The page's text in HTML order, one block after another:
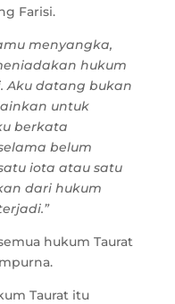
Farisi.
menyangka,
hukum
Aku datang bukan
untuk
berkata
belum
iota atau satu
dari hukum
hukum Taurat
Taurat itu